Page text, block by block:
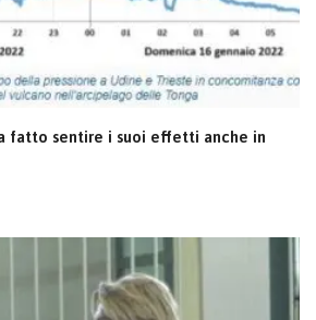
fatto sentire i suoi effetti anche in